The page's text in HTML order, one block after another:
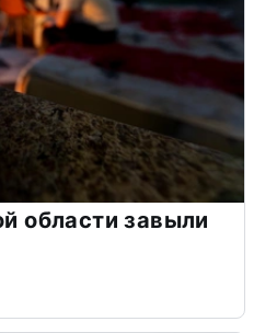
области завыли